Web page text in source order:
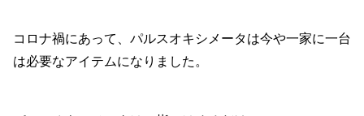
コロナ禍にあって、パルスオキシメータは今や一家に一台
は必要なアイテムになりました。